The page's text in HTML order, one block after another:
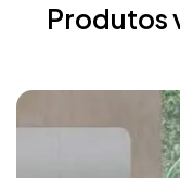
Produtos